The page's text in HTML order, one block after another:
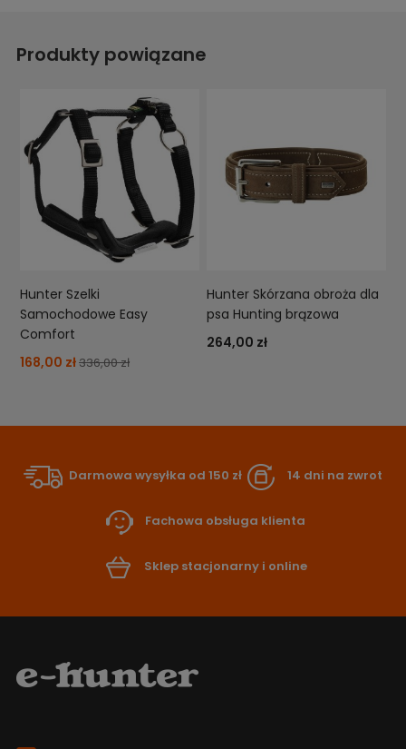
Produkty powiązane
Hunter Szelki
Samochodowe Easy
Comfort
168,00 zł336,00 zł
Hunter Skórzana obroża dla
psa Hunting brązowa
264,00 zł
Darmowa wysyłka od 150 zł 14 dni na zwrot
Fachowa obsługa klienta
Sklep stacjonarny i online